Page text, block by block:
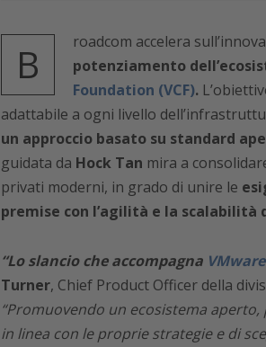
B roadcom accelera
potenziamento
Foundation (VCF).
adattabile a ogni livello
un approccio basato su standard
guidata da Hock Tan mira a
privati moderni, in grado di unire le
premise con l’agilità e la scalabilità
“Lo slancio che accompagna
Turner, Chief Product Officer della
“Promuovendo un ecosistema
in linea con le proprie strategie e di